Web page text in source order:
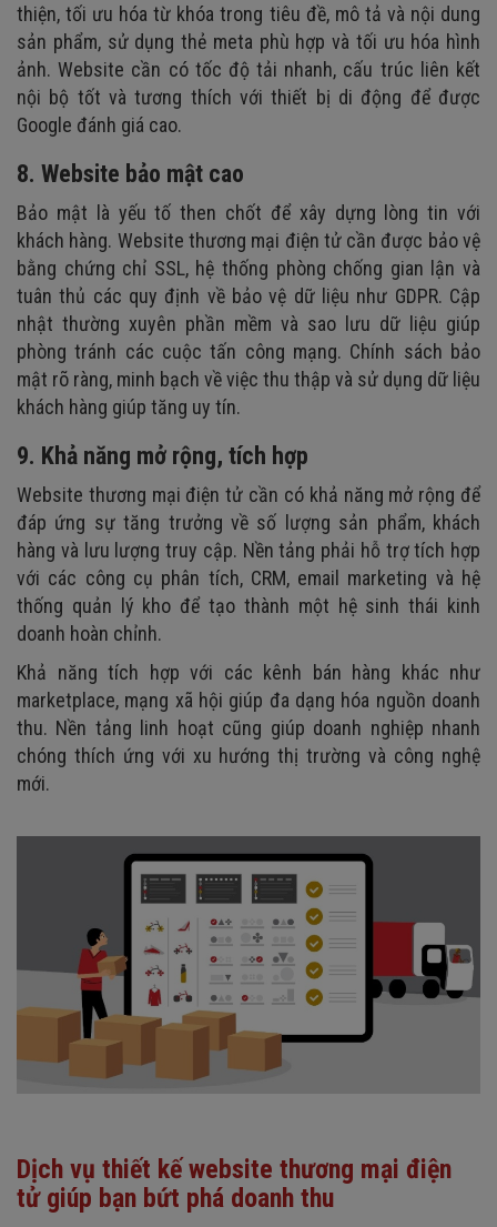
thiện, tối ưu hóa từ khóa trong tiêu đề, mô tả và nội dung
sản phẩm, sử dụng thẻ meta phù hợp và tối ưu hóa hình
ảnh. Website cần có tốc độ tải nhanh, cấu trúc liên kết
nội bộ tốt và tương thích với thiết bị di động để được
Google đánh giá cao.
8. Website bảo mật cao
Bảo mật là yếu tố then chốt để xây dựng lòng tin với
khách hàng. Website thương mại điện tử cần được bảo vệ
bằng chứng chỉ SSL, hệ thống phòng chống gian lận và
tuân thủ các quy định về bảo vệ dữ liệu như GDPR. Cập
nhật thường xuyên phần mềm và sao lưu dữ liệu giúp
phòng tránh các cuộc tấn công mạng. Chính sách bảo
mật rõ ràng, minh bạch về việc thu thập và sử dụng dữ liệu
khách hàng giúp tăng uy tín.
9. Khả năng mở rộng, tích hợp
Website thương mại điện tử cần có khả năng mở rộng để
đáp ứng sự tăng trưởng về số lượng sản phẩm, khách
hàng và lưu lượng truy cập. Nền tảng phải hỗ trợ tích hợp
với các công cụ phân tích, CRM, email marketing và hệ
thống quản lý kho để tạo thành một hệ sinh thái kinh
doanh hoàn chỉnh.
Khả năng tích hợp với các kênh bán hàng khác như
marketplace, mạng xã hội giúp đa dạng hóa nguồn doanh
thu. Nền tảng linh hoạt cũng giúp doanh nghiệp nhanh
chóng thích ứng với xu hướng thị trường và công nghệ
mới.
Dịch vụ thiết kế website thương mại điện
tử giúp bạn bứt phá doanh thu